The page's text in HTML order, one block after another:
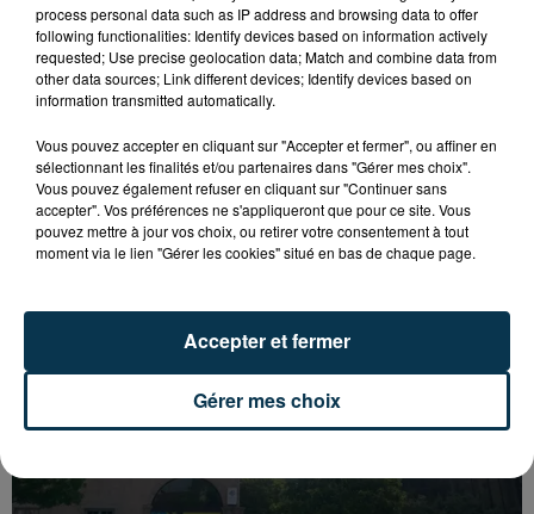
SAINT-ETIENNE : UN ENFANT DÉCÈDE APRÈS
UNE CHUTE DU 8E ÉTAGE
process personal data such as IP address and browsing data to offer
following functionalities: Identify devices based on information actively
requested; Use precise geolocation data; Match and combine data from
other data sources; Link different devices; Identify devices based on
information transmitted automatically.
Vous pouvez accepter en cliquant sur "Accepter et fermer", ou affiner en
sélectionnant les finalités et/ou partenaires dans "Gérer mes choix".
Vous pouvez également refuser en cliquant sur "Continuer sans
accepter". Vos préférences ne s'appliqueront que pour ce site. Vous
pouvez mettre à jour vos choix, ou retirer votre consentement à tout
moment via le lien "Gérer les cookies" situé en bas de chaque page.
Gérer mes choix
Accepter et fermer